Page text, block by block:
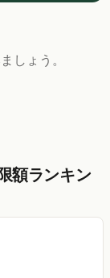
しょう。
額ランキン